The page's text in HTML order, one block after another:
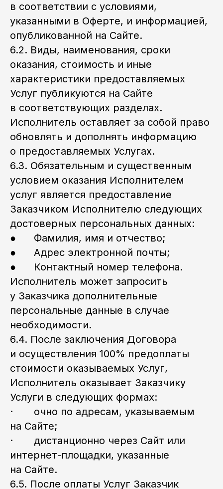
в соответствии с условиями,
указанными в Оферте, и информацией,
опубликованной на Сайте.
6.2. Виды, наименования, сроки
оказания, стоимость и иные
характеристики предоставляемых
Услуг публикуются на Сайте
в соответствующих разделах.
Исполнитель оставляет за собой право
обновлять и дополнять информацию
о предоставляемых Услугах.
6.3. Обязательным и существенным
условием оказания Исполнителем
услуг является предоставление
Заказчиком Исполнителю следующих
достоверных персональных данных:
● Фамилия, имя и отчество;
● Адрес электронной почты;
● Контактный номер телефона.
Исполнитель может запросить
у Заказчика дополнительные
персональные данные в случае
необходимости.
6.4. После заключения Договора
и осуществления 100% предоплаты
стоимости оказываемых Услуг,
Исполнитель оказывает Заказчику
Услуги в следующих формах:
· очно по адресам, указываемым
на Сайте;
· дистанционно через Сайт или
интернет-площадки, указанные
на Сайте.
6.5. После оплаты Услуг Заказчик